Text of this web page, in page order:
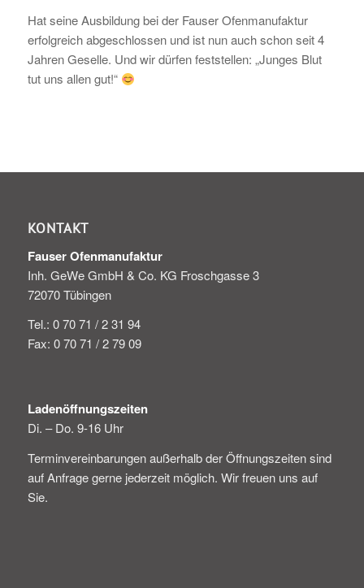
Hat seine Ausbildung bei der Fauser Ofenmanufaktur
erfolgreich abgeschlossen und ist nun auch schon seit 4
Jahren Geselle. Und wir dürfen feststellen: „Junges Blut
tut uns allen gut!“
KONTAKT
Fauser Ofenmanufaktur
Inh. GeWe GmbH & Co. KG Froschgasse 3
72070 Tübingen
Tel.: 0 70 71 / 2 31 94
Fax: 0 70 71 / 2 79 09
Ladenöffnungszeiten
Di. – Do. 9-16 Uhr
Terminvereinbarungen außerhalb der Öffnungszeiten sind
auf Anfrage gerne jederzeit möglich. Wir freuen uns auf
Sie.